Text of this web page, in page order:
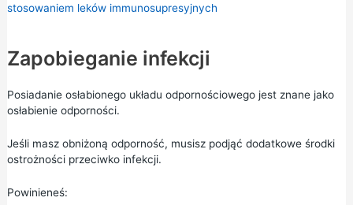
stosowaniem leków immunosupresyjnych
Zapobieganie infekcji
Posiadanie osłabionego układu odpornościowego jest znane jako
osłabienie odporności.
Jeśli masz obniżoną odporność, musisz podjąć dodatkowe środki
ostrożności przeciwko infekcji.
Powinieneś: